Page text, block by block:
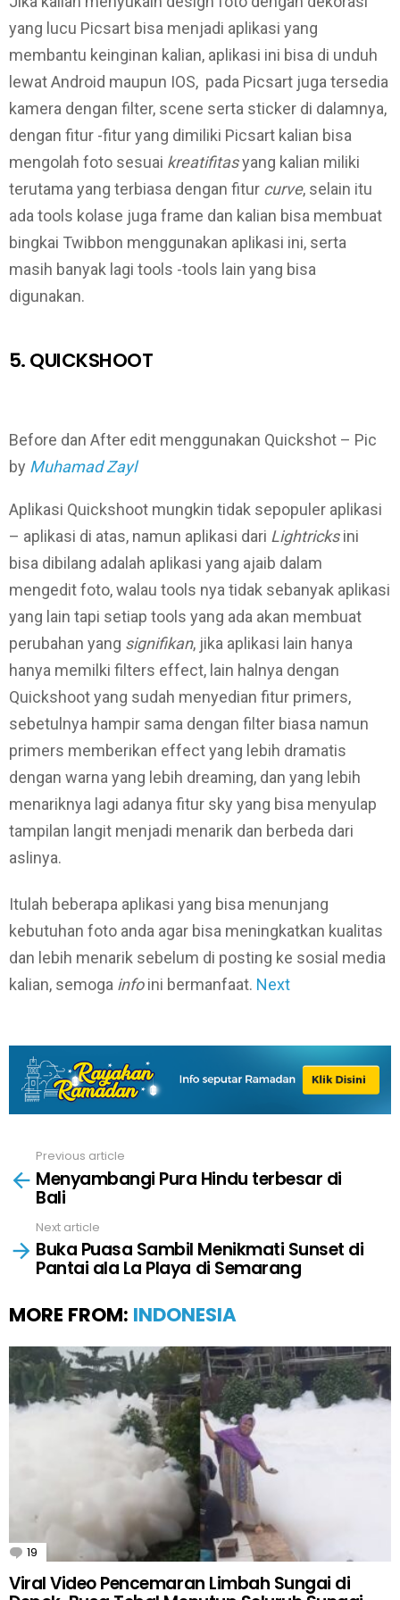
yang lucu Picsart bisa menjadi aplikasi yang
membantu keinginan kalian, aplikasi ini bisa di unduh
lewat Android maupun IOS, pada Picsart juga tersedia
kamera dengan filter, scene serta sticker di dalamnya,
dengan fitur -fitur yang dimiliki Picsart kalian bisa
mengolah foto sesuai kreatifitasyang kalian miliki
terutama yang terbiasa dengan fitur curve, selain itu
ada tools kolase juga frame dan kalian bisa membuat
bingkai Twibbon menggunakan aplikasi ini, serta
masih banyak lagi tools -tools lain yang bisa
digunakan.
5. QUICKSHOOT
Before dan After edit menggunakan Quickshot – Pic
by Muhamad Zayl
Aplikasi Quickshoot mungkin tidak sepopuler aplikasi
– aplikasi di atas, namun aplikasi dari Lightricksini
bisa dibilang adalah aplikasi yang ajaib dalam
mengedit foto, walau tools nya tidak sebanyak aplikasi
yang lain tapi setiap tools yang ada akan membuat
perubahan yang signifikan, jika aplikasi lain hanya
hanya memilki filters effect, lain halnya dengan
Quickshoot yang sudah menyedian fitur primers,
sebetulnya hampir sama dengan filter biasa namun
primers memberikan effect yang lebih dramatis
dengan warna yang lebih dreaming, dan yang lebih
menariknya lagi adanya fitur sky yang bisa menyulap
tampilan langit menjadi menarik dan berbeda dari
aslinya.
Itulah beberapa aplikasi yang bisa menunjang
kebutuhan foto anda agar bisa meningkatkan kualitas
dan lebih menarik sebelum di posting ke sosial media
kalian, semoga infoini bermanfaat. Next
more
Previous article
Menyambangi Pura Hindu terbesar di
Bali
Next article
Buka Puasa Sambil Menikmati Sunset di
Pantai ala La Playa di Semarang
MORE FROM: INDONESIA
19 Comments
Viral Video Pencemaran Limbah Sungai di